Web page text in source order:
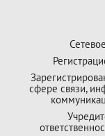
сфере связи,